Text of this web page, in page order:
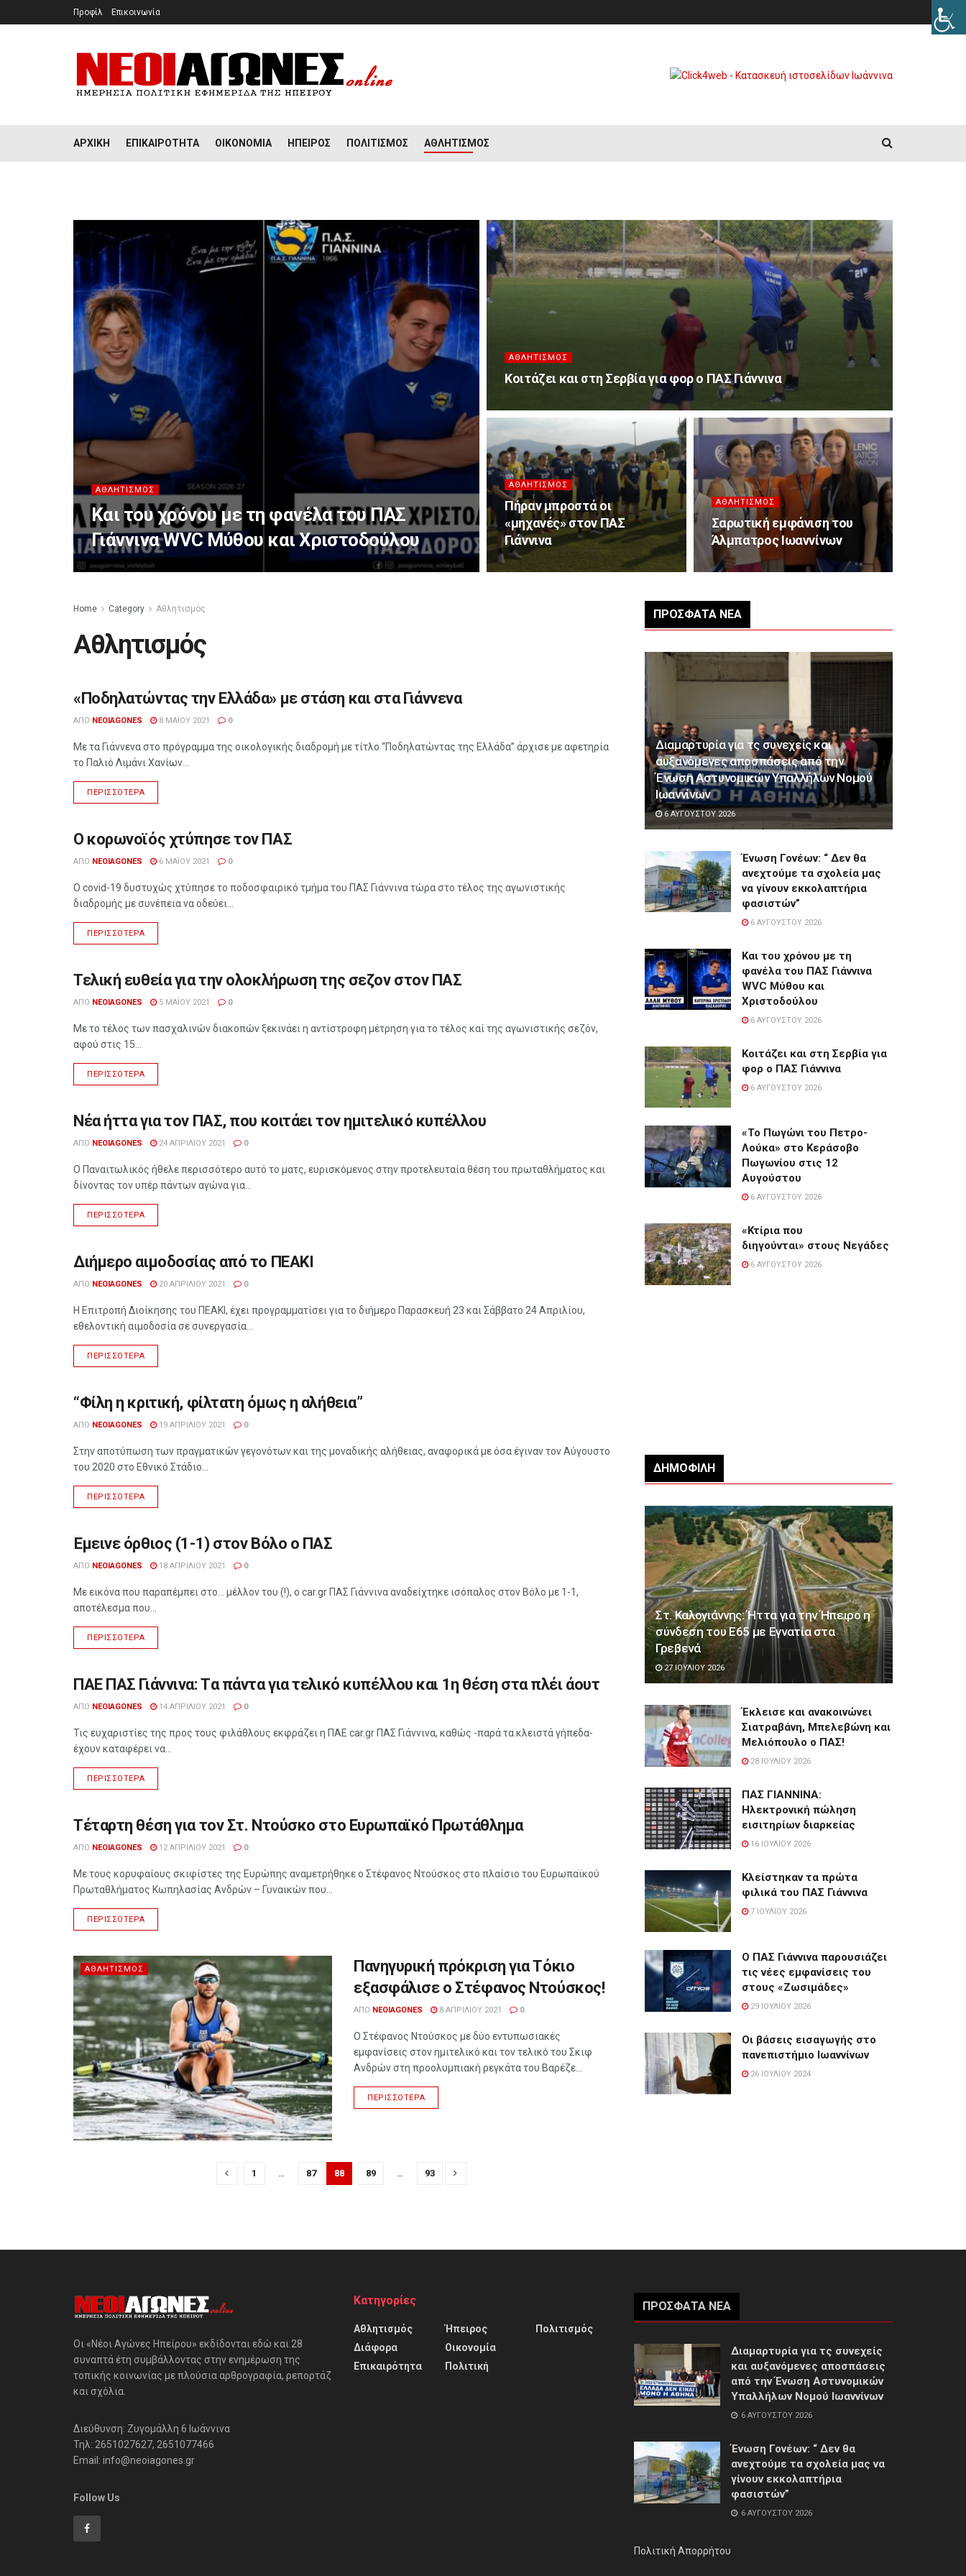
Προφίλ Επικοινωνία
ΑΡΧΙΚΉ ΕΠΙΚΑΙΡΌΤΗΤΑ ΟΙΚΟΝΟΜΊΑ ΉΠΕΙΡΟΣ ΠΟΛΙΤΙΣΜΌΣ ΑΘΛΗΤΙΣΜΌΣ
ΑΘΛΗΤΙΣΜΌΣ
Και του χρόνου με τη φανέλα του ΠΑΣ
Γιάννινα WVC Μύθου και Χριστοδούλου
ΑΘΛΗΤΙΣΜΌΣ
Κοιτάζει και στη Σερβία για φορ ο ΠΑΣ Γιάννινα
ΑΘΛΗΤΙΣΜΌΣ
Πήραν μπροστά οι
«μηχανές» στον ΠΑΣ
Γιάννινα
ΑΘΛΗΤΙΣΜΌΣ
Σαρωτική εμφάνιση του
Άλμπατρος Ιωαννίνων
Home Category Αθλητισμός
Αθλητισμός
ΑΘΛΗΤΙΣΜΌΣ
«Ποδηλατώντας την Ελλάδα» με στάση και στα Γιάννενα
ΑΠΌ NEOIAGONES 8 ΜΑΪ́ΟΥ 2021 0
Με τα Γιάννενα στο πρόγραμμα της οικολογικής διαδρομή με τίτλο “Ποδηλατώντας της Ελλάδα” άρχισε με αφετηρία
το Παλιό Λιμάνι Χανίων...
ΠΕΡΙΣΣΌΤΕΡΑ
ΑΘΛΗΤΙΣΜΌΣ
O κορωνοϊός χτύπησε τον ΠΑΣ
ΑΠΌ NEOIAGONES 6 ΜΑΪ́ΟΥ 2021 0
Ο covid-19 δυστυχώς χτύπησε το ποδοσφαιρικό τμήμα του ΠΑΣ Γιάννινα τώρα στο τέλος της αγωνιστικής
διαδρομής με συνέπεια να οδεύει...
ΠΕΡΙΣΣΌΤΕΡΑ
ΑΘΛΗΤΙΣΜΌΣ
Τελική ευθεία για την ολοκλήρωση της σεζον στον ΠΑΣ
ΑΠΌ NEOIAGONES 5 ΜΑΪ́ΟΥ 2021 0
Με το τέλος των πασχαλινών διακοπών ξεκινάει η αντίστροφη μέτρηση για το τέλος καί της αγωνιστικής σεζόν,
αφού στις 15...
ΠΕΡΙΣΣΌΤΕΡΑ
ΑΘΛΗΤΙΣΜΌΣ
Νέα ήττα για τον ΠΑΣ, που κοιτάει τον ημιτελικό κυπέλλου
ΑΠΌ NEOIAGONES 24 ΑΠΡΙΛΊΟΥ 2021 0
Ο Παναιτωλικός ήθελε περισσότερο αυτό το ματς, ευρισκόμενος στην προτελευταία θέση του πρωταθλήματος και
δίνοντας τον υπέρ πάντων αγώνα για...
ΠΕΡΙΣΣΌΤΕΡΑ
ΑΘΛΗΤΙΣΜΌΣ
Διήμερο αιμοδοσίας από το ΠΕΑΚΙ
ΑΠΌ NEOIAGONES 20 ΑΠΡΙΛΊΟΥ 2021 0
Η Επιτροπή Διοίκησης του ΠΕΑΚΙ, έχει προγραμματίσει για το διήμερο Παρασκευή 23 και Σάββατο 24 Απριλίου,
εθελοντική αιμοδοσία σε συνεργασία...
ΠΕΡΙΣΣΌΤΕΡΑ
ΑΘΛΗΤΙΣΜΌΣ
“Φίλη η κριτική, φίλτατη όμως η αλήθεια”
ΑΠΌ NEOIAGONES 19 ΑΠΡΙΛΊΟΥ 2021 0
Στην αποτύπωση των πραγματικών γεγονότων και της μοναδικής αλήθειας, αναφορικά με όσα έγιναν τον Αύγουστο
του 2020 στο Εθνικό Στάδιο...
ΠΕΡΙΣΣΌΤΕΡΑ
ΑΘΛΗΤΙΣΜΌΣ
Έμεινε όρθιος (1-1) στον Βόλο ο ΠΑΣ
ΑΠΌ NEOIAGONES 18 ΑΠΡΙΛΊΟΥ 2021 0
Με εικόνα που παραπέμπει στο… μέλλον του (!), ο car.gr ΠΑΣ Γιάννινα αναδείχτηκε ισόπαλος στον Βόλο με 1-1,
αποτέλεσμα που...
ΠΕΡΙΣΣΌΤΕΡΑ
ΑΘΛΗΤΙΣΜΌΣ
ΠΑΕ ΠΑΣ Γιάννινα: Tα πάντα για τελικό κυπέλλου και 1η θέση στα πλέι άουτ
ΑΠΌ NEOIAGONES 14 ΑΠΡΙΛΊΟΥ 2021 0
Τις ευχαριστίες της προς τους φιλάθλους εκφράζει η ΠΑΕ car.gr ΠΑΣ Γιάννινα, καθώς -παρά τα κλειστά γήπεδα-
έχουν καταφέρει να...
ΠΕΡΙΣΣΌΤΕΡΑ
ΑΘΛΗΤΙΣΜΌΣ
Τέταρτη θέση για τον Στ. Ντούσκο στο Ευρωπαϊκό Πρωτάθλημα
ΑΠΌ NEOIAGONES 12 ΑΠΡΙΛΊΟΥ 2021 0
Με τους κορυφαίους σκιφίστες της Ευρώπης αναμετρήθηκε ο Στέφανος Ντούσκος στο πλαίσιο του Ευρωπαϊκού
Πρωταθλήματος Κωπηλασίας Ανδρών – Γυναικών που...
ΠΕΡΙΣΣΌΤΕΡΑ
ΑΘΛΗΤΙΣΜΌΣ
Πανηγυρική πρόκριση για Τόκιο
εξασφάλισε ο Στέφανος Ντούσκος!
ΑΠΌ NEOIAGONES 8 ΑΠΡΙΛΊΟΥ 2021 0
Ο Στέφανος Ντούσκος με δύο εντυπωσιακές
εμφανίσεις στον ημιτελικό και τον τελικό του Σκιφ
Ανδρών στη προολυμπιακή ρεγκάτα του Βαρέζε...
ΠΕΡΙΣΣΌΤΕΡΑ
1 … 87 88 89 … 93
ΠΡΌΣΦΑΤΑ ΝΈΑ
Διαμαρτυρία για τς συνεχείς και
αυξανόμενες αποσπάσεις από την
Ένωση Αστυνομικών Υπαλλήλων Νομού
Ιωαννίνων
6 ΑΥΓΟΎΣΤΟΥ 2026
Ένωση Γονέων: “ Δεν θα
ανεχτούμε τα σχολεία μας
να γίνουν εκκολαπτήρια
φασιστών”
6 ΑΥΓΟΎΣΤΟΥ 2026
Και του χρόνου με τη
φανέλα του ΠΑΣ Γιάννινα
WVC Μύθου και
Χριστοδούλου
6 ΑΥΓΟΎΣΤΟΥ 2026
Κοιτάζει και στη Σερβία για
φορ ο ΠΑΣ Γιάννινα
6 ΑΥΓΟΎΣΤΟΥ 2026
«Το Πωγώνι του Πετρο-
Λούκα» στο Κεράσοβο
Πωγωνίου στις 12
Αυγούστου
6 ΑΥΓΟΎΣΤΟΥ 2026
«Κτίρια που
διηγούνται» στους Νεγάδες
6 ΑΥΓΟΎΣΤΟΥ 2026
ΔΗΜΟΦΙΛΉ
Στ. Καλογιάννης: Ήττα για την Ήπειρο η
σύνδεση του Ε65 με Εγνατία στα
Γρεβενά
27 ΙΟΥΛΊΟΥ 2026
Έκλεισε και ανακοινώνει
Σιατραβάνη, Μπελεβώνη και
Μελιόπουλο ο ΠΑΣ!
28 ΙΟΥΛΊΟΥ 2026
ΠΑΣ ΓΙΑΝΝΙΝΑ:
Hλεκτρονική πώληση
εισιτηρίων διαρκείας
16 ΙΟΥΛΊΟΥ 2026
Κλείστηκαν τα πρώτα
φιλικά του ΠΑΣ Γιάννινα
7 ΙΟΥΛΊΟΥ 2026
Ο ΠΑΣ Γιάννινα παρουσιάζει
τις νέες εμφανίσεις του
στους «Ζωσιμάδες»
29 ΙΟΥΛΊΟΥ 2026
Οι βάσεις εισαγωγής στο
πανεπιστήμιο Ιωαννίνων
26 ΙΟΥΛΊΟΥ 2024
Οι «Νέοι Αγώνες Ηπείρου» εκδίδονται εδώ και 28
συναπτά έτη συμβάλλοντας στην ενημέρωση της
τοπικής κοινωνίας με πλούσια αρθρογραφία, ρεπορτάζ
και σχόλια.
Διεύθυνση: Ζυγομάλλη 6 Ιωάννινα
Τηλ: 2651027627, 2651077466
Email: info@neoiagones.gr
Follow Us
Κατηγορίες
Αθλητισμός
Διάφορα
Επικαιρότητα
Ήπειρος
Οικονομία
Πολιτική
Πολιτισμός
ΠΡΌΣΦΑΤΑ ΝΈΑ
Διαμαρτυρία για τς συνεχείς
και αυξανόμενες αποσπάσεις
από την Ένωση Αστυνομικών
Υπαλλήλων Νομού Ιωαννίνων
6 ΑΥΓΟΎΣΤΟΥ 2026
Ένωση Γονέων: “ Δεν θα
ανεχτούμε τα σχολεία μας να
γίνουν εκκολαπτήρια
φασιστών”
6 ΑΥΓΟΎΣΤΟΥ 2026
Πολιτική Απορρήτου